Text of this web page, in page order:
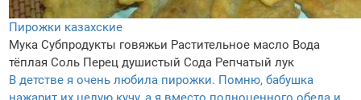
Пирожки казахские
Мука Субпродукты говяжьи Растительное масло Вода
тёплая Соль Перец душистый Сода Репчатый лук
В детстве я очень любила пирожки. Помню, бабушка